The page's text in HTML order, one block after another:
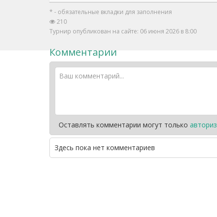
* - обязательные вкладки для заполнения
210
Турнир опубликован на сайте: 06 июня 2026 в 8:00
Комментарии
Оставлять комментарии могут только
Здесь пока нет комментариев